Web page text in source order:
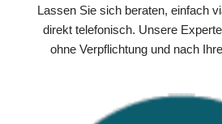
Lassen Sie sich beraten, einfach
direkt telefonisch. Unsere
ohne Verpflichtung und nach